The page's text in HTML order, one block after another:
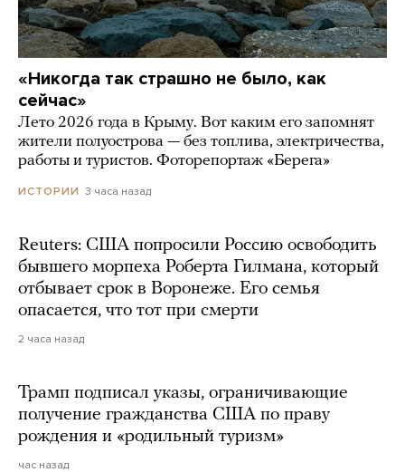
«Никогда так страшно не было, как
сейчас»
Лето 2026 года в Крыму. Вот каким его запомнят
жители полуострова — без топлива, электричества,
работы и туристов. Фоторепортаж «Берега»
ИСТОРИИ 3 часа назад
Reuters: США попросили Россию освободить
бывшего морпеха Роберта Гилмана, который
отбывает срок в Воронеже. Его семья
опасается, что тот при смерти
2 часа назад
Трамп подписал указы, ограничивающие
получение гражданства США по праву
рождения и «родильный туризм»
час назад